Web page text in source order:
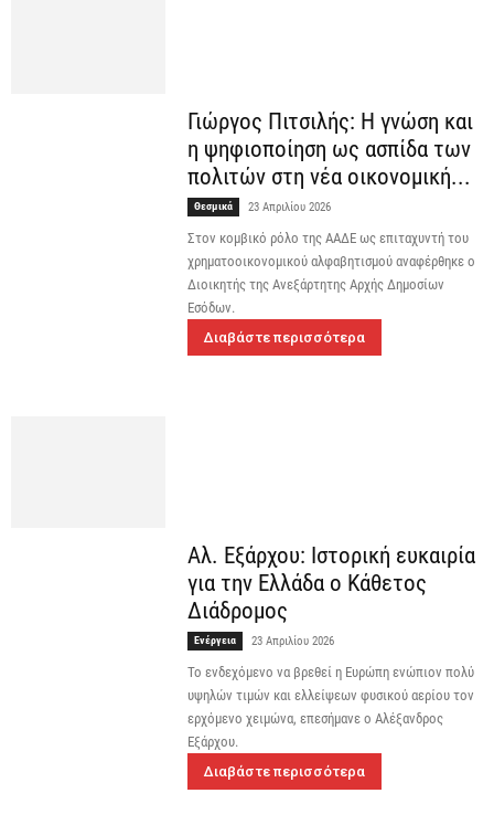
Γιώργος Πιτσιλής: Η γνώση και
η ψηφιοποίηση ως ασπίδα των
πολιτών στη νέα οικονομική...
Θεσμικά 23 Απριλίου 2026
Στον κομβικό ρόλο της ΑΑΔΕ ως επιταχυντή του
χρηματοοικονομικού αλφαβητισμού αναφέρθηκε ο
Διοικητής της Ανεξάρτητης Αρχής Δημοσίων
Εσόδων.
Διαβάστε περισσότερα
Αλ. Εξάρχου: Ιστορική ευκαιρία
για την Ελλάδα ο Κάθετος
Διάδρομος
Ενέργεια 23 Απριλίου 2026
Το ενδεχόμενο να βρεθεί η Ευρώπη ενώπιον πολύ
υψηλών τιμών και ελλείψεων φυσικού αερίου τον
ερχόμενο χειμώνα, επεσήμανε ο Αλέξανδρος
Εξάρχου.
Διαβάστε περισσότερα